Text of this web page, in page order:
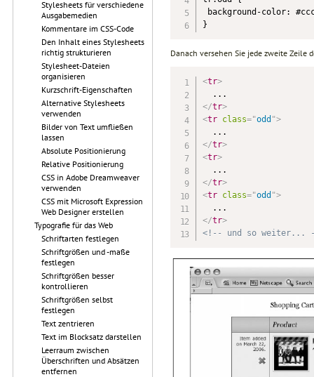
Stylesheets für verschiedene
Ausgabemedien
Kommentare im CSS-Code
Den Inhalt eines Stylesheets
richtig strukturieren
Stylesheet-Dateien
organisieren
Kurzschrift-Eigenschaften
Alternative Stylesheets
verwenden
Bilder von Text umfließen
lassen
Absolute Positionierung
Relative Positionierung
CSS in Adobe Dreamweaver
verwenden
CSS mit Microsoft Expression
Web Designer erstellen
Typografie für das Web
Schriftarten festlegen
Schriftgrößen und -maße
festlegen
Schriftgrößen besser
kontrollieren
Schriftgrößen selbst
festlegen
Text zentrieren
Text im Blocksatz darstellen
Leerraum zwischen
Überschriften und Absätzen
entfernen
background-color:
}
Danach versehen Sie jede zweite
<tr>
</tr>
<tr class="odd ">
</tr>
<tr>
</tr>
<tr class="odd ">
</tr>
<!-- und so weiter...